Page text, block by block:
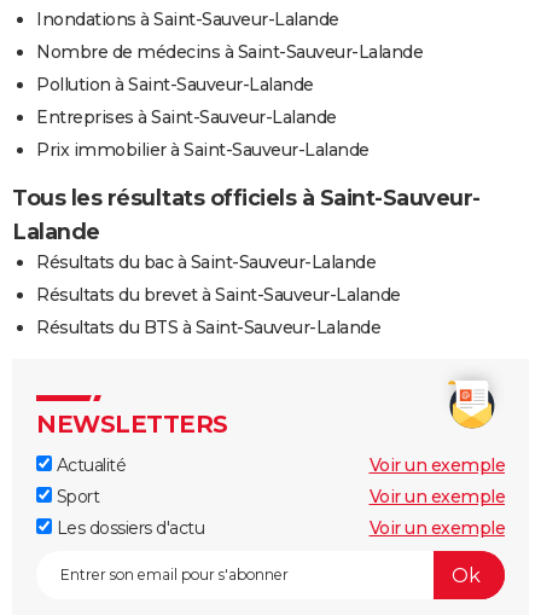
Inondations à Saint-Sauveur-Lalande
Nombre de médecins à Saint-Sauveur-Lalande
Pollution à Saint-Sauveur-Lalande
Entreprises à Saint-Sauveur-Lalande
Prix immobilier à Saint-Sauveur-Lalande
Tous les résultats officiels à Saint-Sauveur-
Lalande
Résultats du bac à Saint-Sauveur-Lalande
Résultats du brevet à Saint-Sauveur-Lalande
Résultats du BTS à Saint-Sauveur-Lalande
NEWSLETTERS
Actualité
Voir un exemple
Sport
Voir un exemple
Les dossiers d'actu
Voir un exemple